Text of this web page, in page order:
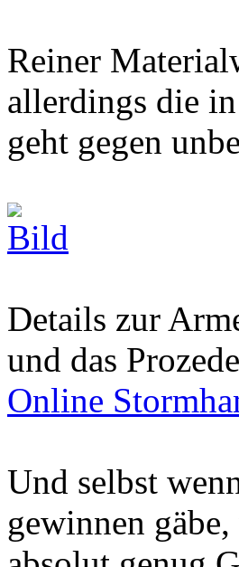
Reiner
allerdings die
geht gegen
Details zur
und das
Online
Und selbst
gewinnen